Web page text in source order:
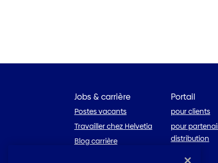
Jobs & carrière
Postes vacants
Travailler chez Helvetia
Blog carrière
Portail
pour clients
pour
distribution